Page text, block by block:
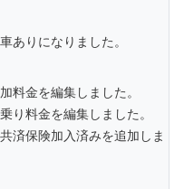
ありになりました。
料金を編集しました。
り料金を編集しました。
済保険加入済みを追加しま